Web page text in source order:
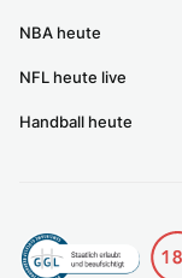
NBA heute
NFL heute live
Handball heute